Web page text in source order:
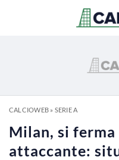
CALCIOWEB» SERIE A
Milan, si
attaccante: